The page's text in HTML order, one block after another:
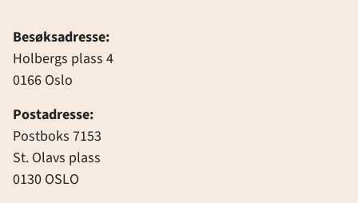
Besøksadresse:
Holbergs plass 4
0166 Oslo
Postadresse:
Postboks 7153
St. Olavs plass
0130 OSLO